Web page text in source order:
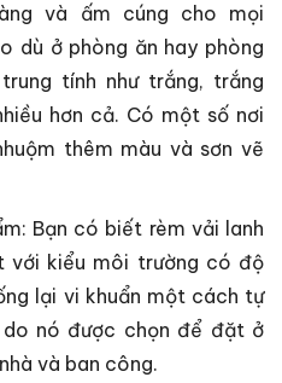
và ấm cúng cho mọi
dù ở phòng ăn hay phòng
tính như trắng, trắng
hơn cả. Có một số nơi
thêm màu và sơn vẽ
Bạn có biết rèm vải lanh
với kiểu môi trường có độ
lại vi khuẩn một cách tự
nó được chọn để đặt ở
và ban công.